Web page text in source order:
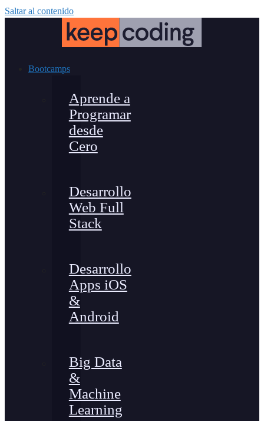
Saltar al contenido
Bootcamps
Aprende a
Programar
desde
Cero
Desarrollo
Web Full
Stack
Desarrollo
Apps iOS
&
Android
Big Data
&
Machine
Learning